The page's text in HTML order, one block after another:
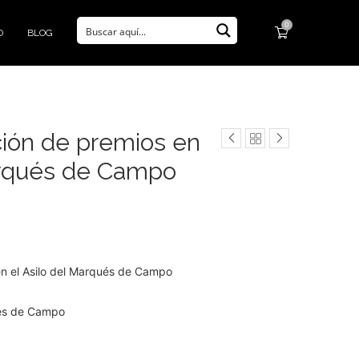
BLOG
0
de premios en
de Campo
el Asilo del Marqués de Campo
de Campo